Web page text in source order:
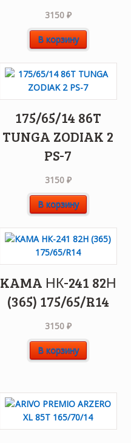
3150 ₽
В корзину
175/65/14 86T
TUNGA ZODIAK 2
PS-7
3150 ₽
В корзину
KAMA НК-241 82Н
(365) 175/65/R14
3150 ₽
В корзину